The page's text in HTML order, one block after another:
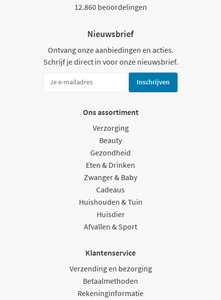
12.860 beoordelingen
Nieuwsbrief
Ontvang onze aanbiedingen en acties.
Schrijf je direct in voor onze nieuwsbrief.
Inschrijven
Ons assortiment
Verzorging
Beauty
Gezondheid
Eten & Drinken
Zwanger & Baby
Cadeaus
Huishouden & Tuin
Huisdier
Afvallen & Sport
Klantenservice
Verzending en bezorging
Betaalmethoden
Rekeninginformatie